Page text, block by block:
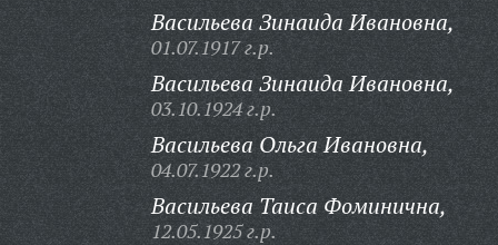
Васильева Зинаида Ивановна,
01.07.1917 г.р.
Васильева Зинаида Ивановна,
03.10.1924 г.р.
Васильева Ольга Ивановна,
04.07.1922 г.р.
Васильева Таиса Фоминична,
12.05.1925 г.р.